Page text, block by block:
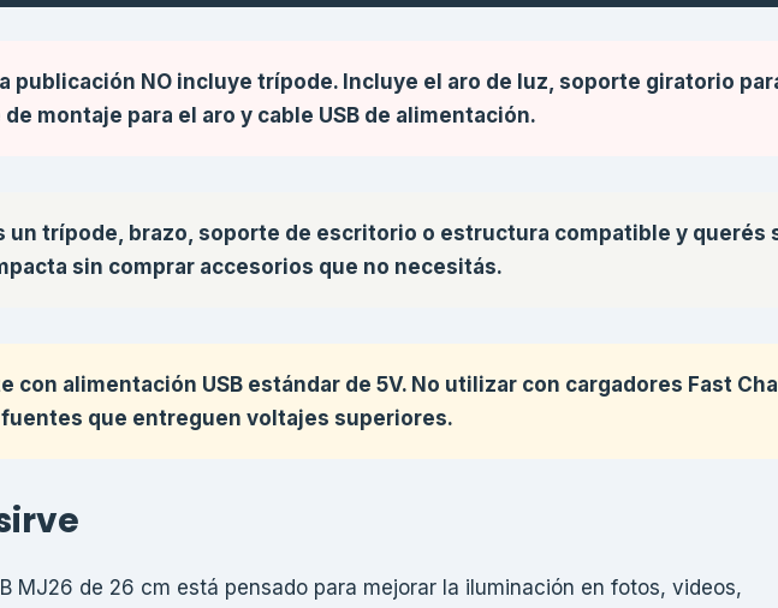
publicación NO incluye trípode. Incluye el aro de luz, soporte giratorio
montaje para el aro y cable USB de alimentación.
un trípode, brazo, soporte de escritorio o estructura compatible y querés
sin comprar accesorios que no necesitás.
con alimentación USB estándar de 5V. No utilizar con cargadores Fast
fuentes que entreguen voltajes superiores.
MJ26 de 26 cm está pensado para mejorar la iluminación en fotos, videos,